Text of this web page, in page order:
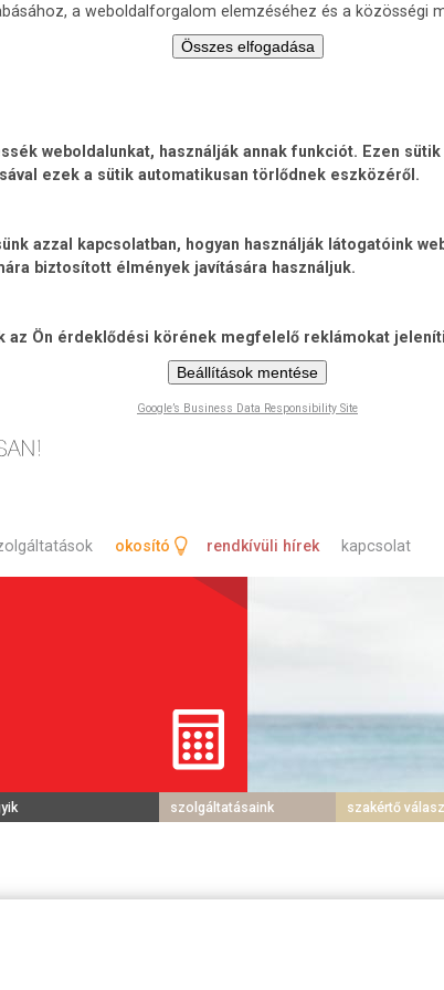
a weboldalforgalom elemzéséhez és a közösségi
Összes elfogadása
weboldalunkat, használják annak funkciót. Ezen
ezek a sütik automatikusan törlődnek eszközéről.
azzal kapcsolatban, hogyan használják látogatóink
biztosított élmények javítására használjuk.
az Ön érdeklődési körének megfelelő reklámokat
Beállítások mentése
Google’s Business Data Responsibility Site
okosító rendkívüli hírek kapcsolat
szolgáltatásaink szakértő